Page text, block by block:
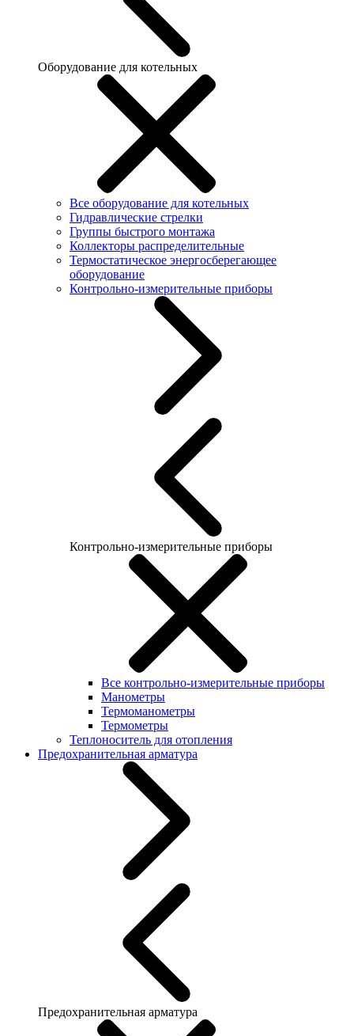
Оборудование для котельных
Все оборудование для котельных
Гидравлические стрелки
Группы быстрого монтажа
Коллекторы распределительные
Термостатическое энергосберегающее
оборудование
Контрольно-измерительные приборы
Контрольно-измерительные приборы
Все контрольно-измерительные приборы
Манометры
Термоманометры
Термометры
Теплоноситель для отопления
Предохранительная арматура
Предохранительная арматура